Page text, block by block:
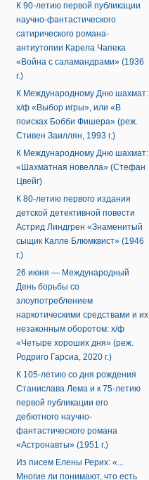
К 90-летию первой публикации
научно-фантастического
сатирического романа-
антиутопии Карела Чапека
«Война с саламандрами» (1936
г.)
К Международному Дню шахмат:
х/ф «Выбор игры», или «В
поисках Бобби Фишера» (реж.
Стивен Заиллян, 1993 г.)
К Международному Дню шахмат:
«Шахматная новелла» (Стефан
Цвейг)
К 80-летию первого издания
детской детективной повести
Астрид Линдгрен «Знаменитый
сыщик Калле Блюмквист» (1946
г.)
26 июня — Международный
День борьбы со
злоупотреблением
наркотическими средствами и их
незаконным оборотом: х/ф
«Четыре хороших дня» (реж.
Родриго Гарсиа, 2020 г.)
К 105-летию со дня рождения
Станислава Лема и к 75-летию
первой публикации его
дебютного научно-
фантастического романа
«Астронавты» (1951 г.)
Из писем Елены Рерих: «...
Многие ли понимают, что есть